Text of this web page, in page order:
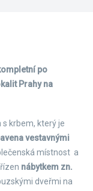
po
Prahy na
krbem, který je
vestavnými
místnost a
nábytkem zn.
dveřmi na